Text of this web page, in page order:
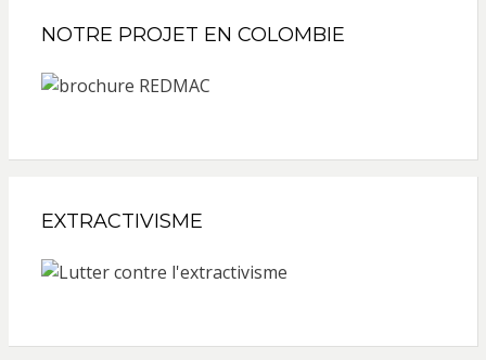
NOTRE PROJET EN COLOMBIE
EXTRACTIVISME